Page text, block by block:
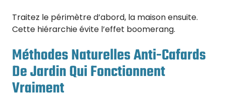
Traitez le périmètre d’abord, la maison ensuite.
Cette hiérarchie évite l’effet boomerang.
Méthodes Naturelles Anti-Cafards
De Jardin Qui Fonctionnent
Vraiment